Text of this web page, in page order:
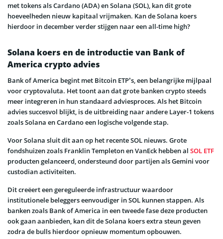
met tokens als Cardano (ADA) en Solana (SOL), kan dit grote
hoeveelheden nieuw kapitaal vrijmaken. Kan de Solana koers
hierdoor in december verder stijgen naar een all-time high?
Solana koers en de introductie van Bank of
America crypto advies
Bank of America begint met Bitcoin ETP’s, een belangrijke mijlpaal
voor cryptovaluta. Het toont aan dat grote banken crypto steeds
meer integreren in hun standaard adviesproces. Als het Bitcoin
advies succesvol blijkt, is de uitbreiding naar andere Layer-1 tokens
zoals Solana en Cardano een logische volgende stap.
Voor Solana sluit dit aan op het recente SOL nieuws. Grote
fondshuizen zoals Franklin Templeton en VanEck hebben al SOL ETF
producten gelanceerd, ondersteund door partijen als Gemini voor
custodian activiteiten.
Dit creëert een gereguleerde infrastructuur waardoor
institutionele beleggers eenvoudiger in SOL kunnen stappen. Als
banken zoals Bank of America in een tweede fase deze producten
ook gaan aanbieden, kan dit de Solana koers extra steun geven
zodra de bulls hierdoor opnieuw momentum opbouwen.